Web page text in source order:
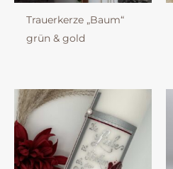
Trauerkerze „Baum“
grün & gold